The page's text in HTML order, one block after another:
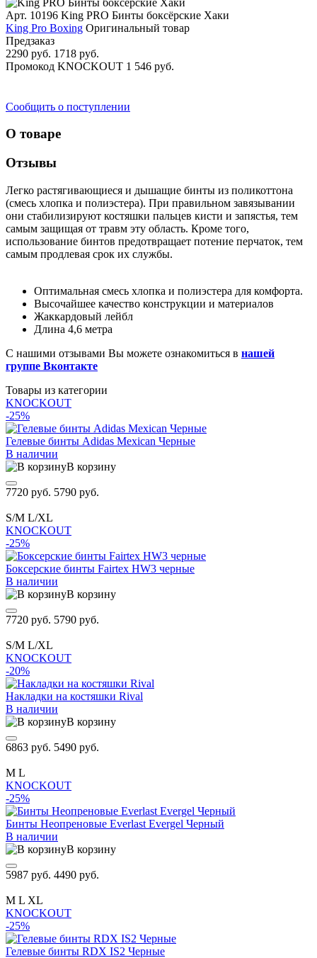
Арт. 10196 King PRO Бинты боксёрские Хаки
King Pro Boxing Оригинальный товар
Предзаказ
2290 руб. 1718 руб.
Промокод KNOCKOUT 1 546 руб.
Сообщить о поступлении
О товаре
Отзывы
Легко растягивающиеся и дышащие бинты из поликоттона
(смесь хлопка и полиэстера). При правильном завязывании
они стабилизируют костяшки пальцев кисти и запястья, тем
самым защищая от травм эту область. Кроме того,
использование бинтов предотвращает потение перчаток, тем
самым продлевая срок их службы.
Оптимальная смесь хлопка и полиэстера для комфорта.
Высочайшее качество конструкции и материалов
Жаккардовый лейбл
Длина 4,6 метра
С нашими отзывами Вы можете ознакомиться в нашей
группе Вконтакте
Товары из категории
KNOCKOUT
-25%
Гелевые бинты Adidas Mexican Черные
В наличии
В корзину
7720 руб. 5790 руб.
S/M L/XL
KNOCKOUT
-25%
Боксерские бинты Fairtex HW3 черные
В наличии
В корзину
7720 руб. 5790 руб.
S/M L/XL
KNOCKOUT
-20%
Накладки на костяшки Rival
В наличии
В корзину
6863 руб. 5490 руб.
M L
KNOCKOUT
-25%
Бинты Неопреновые Everlast Evergel Черный
В наличии
В корзину
5987 руб. 4490 руб.
M L XL
KNOCKOUT
-25%
Гелевые бинты RDX IS2 Черные